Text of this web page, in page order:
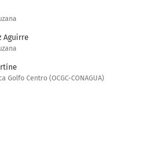
Aguirre
Golfo Centro (OCGC-CONAGUA)